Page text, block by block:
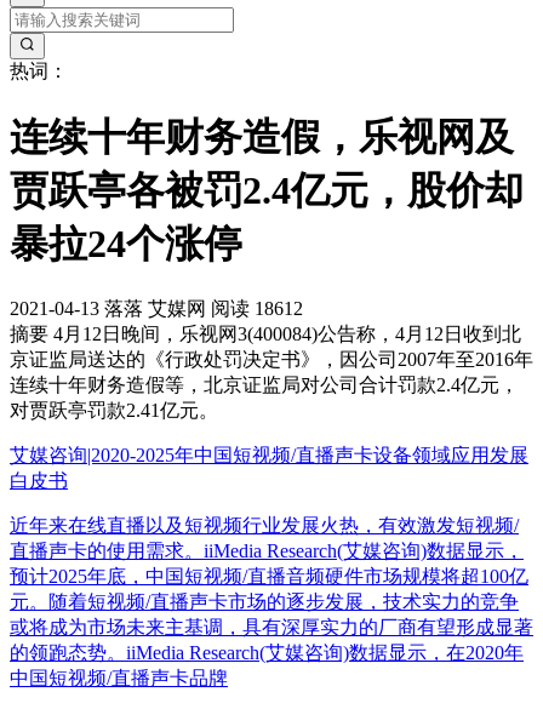
热词：
连续十年财务造假，乐视网及
贾跃亭各被罚2.4亿元，股价却
暴拉24个涨停
2021-04-13 落落 艾媒网 阅读 18612
摘要 4月12日晚间，乐视网3(400084)公告称，4月12日收到北
京证监局送达的《行政处罚决定书》，因公司2007年至2016年
连续十年财务造假等，北京证监局对公司合计罚款2.4亿元，
对贾跃亭罚款2.41亿元。
艾媒咨询|2020-2025年中国短视频/直播声卡设备领域应用发展
白皮书
近年来在线直播以及短视频行业发展火热，有效激发短视频/
直播声卡的使用需求。iiMedia Research(艾媒咨询)数据显示，
预计2025年底，中国短视频/直播音频硬件市场规模将超100亿
元。随着短视频/直播声卡市场的逐步发展，技术实力的竞争
或将成为市场未来主基调，具有深厚实力的厂商有望形成显著
的领跑态势。iiMedia Research(艾媒咨询)数据显示，在2020年
中国短视频/直播声卡品牌